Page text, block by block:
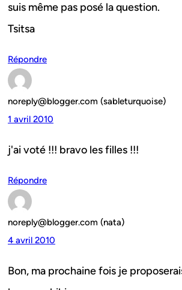
suis même pas posé la question.
Tsitsa
Répondre
noreply@blogger.com (sableturquoise)
1 avril 2010
j'ai voté !!! bravo les filles !!!
Répondre
noreply@blogger.com (nata)
4 avril 2010
Bon, ma prochaine fois je